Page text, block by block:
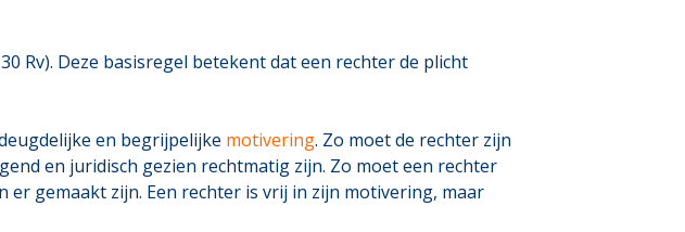
Rv). Deze basisregel betekent dat een rechter de plicht
en begrijpelijke motivering. Zo moet de rechter zijn
en juridisch gezien rechtmatig zijn. Zo moet een rechter
gemaakt zijn. Een rechter is vrij in zijn motivering, maar